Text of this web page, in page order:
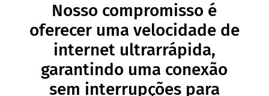
Nosso compromisso é
oferecer uma velocidade de
internet ultrarrápida,
garantindo uma conexão
sem interrupções para